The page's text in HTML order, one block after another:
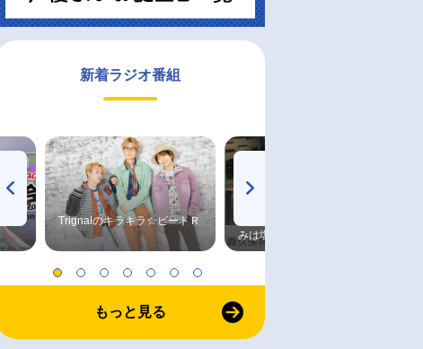
新着ラジオ番組
Trignalのキラキラ☆ビートＲ
みは塩だけ
もっと見る